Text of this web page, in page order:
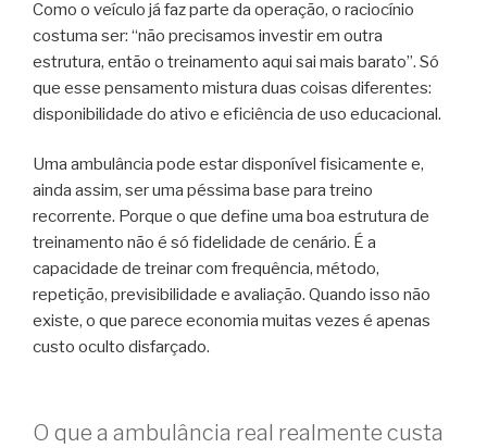
Como o veículo já faz parte da operação, o raciocínio
costuma ser: “não precisamos investir em outra
estrutura, então o treinamento aqui sai mais barato”. Só
que esse pensamento mistura duas coisas diferentes:
disponibilidade do ativo e eficiência de uso educacional.
Uma ambulância pode estar disponível fisicamente e,
ainda assim, ser uma péssima base para treino
recorrente. Porque o que define uma boa estrutura de
treinamento não é só fidelidade de cenário. É a
capacidade de treinar com frequência, método,
repetição, previsibilidade e avaliação. Quando isso não
existe, o que parece economia muitas vezes é apenas
custo oculto disfarçado.
O que a ambulância real realmente custa